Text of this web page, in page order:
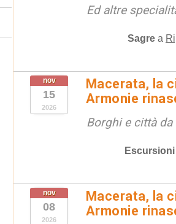
Ed altre
Sagre a
nov
15
2026
Macerata, la
Armonie
Borghi e città
Escursioni
nov
08
2026
Macerata, la
Armonie